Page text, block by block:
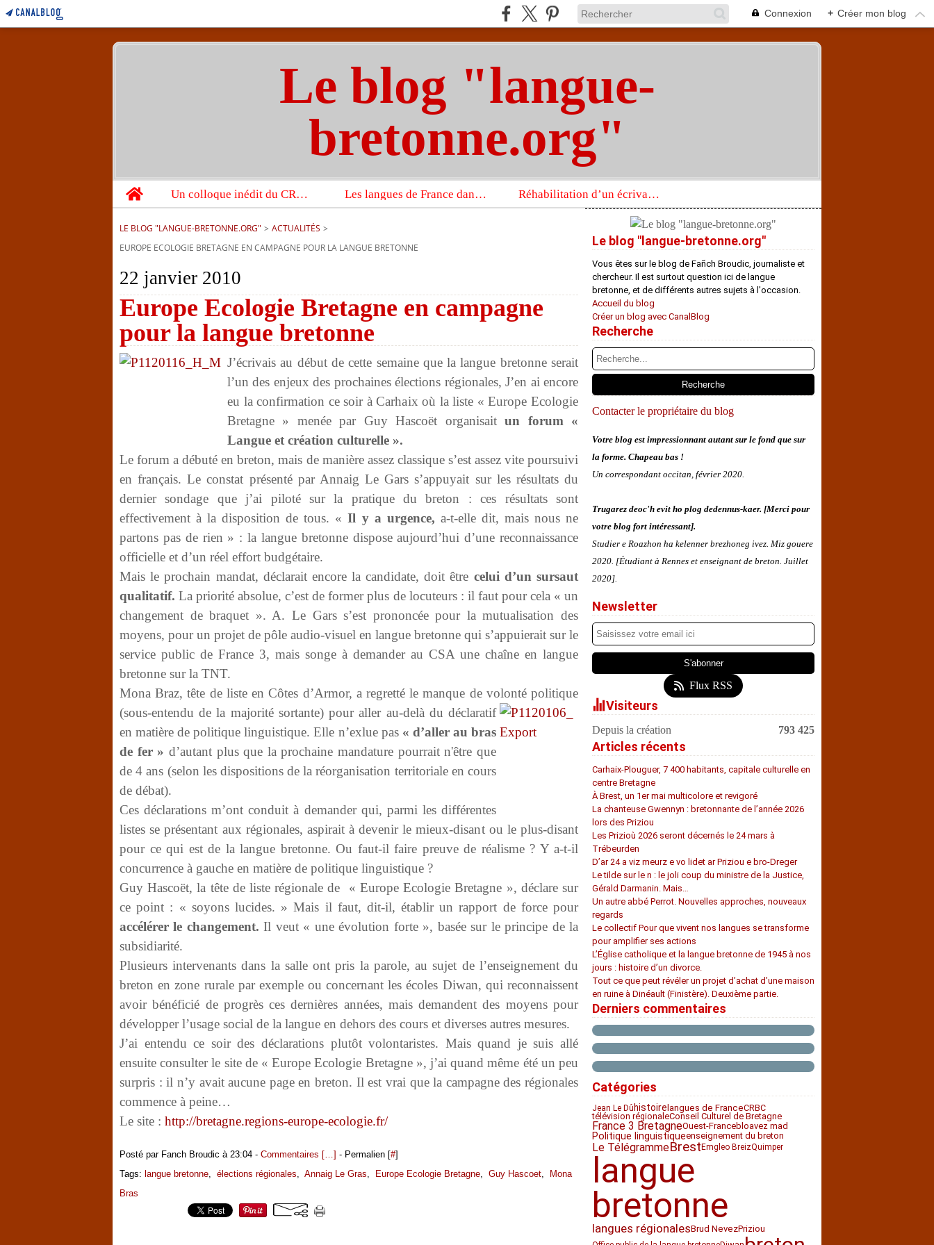
Connexion + Créer mon blog
Le blog "langue-
bretonne.org"
Home
Un colloque inédit du CRBC sur les victimes de l’année 1944 Les langues de France dans un imposant ouvrage sur la langue française que publient les Presses universitaires d’Oxford Réhabilitation d’un écrivain de langue bretonne aujourd’hui mal connu et méconnu
LE BLOG "LANGUE-BRETONNE.ORG" > ACTUALITÉS >
EUROPE ECOLOGIE BRETAGNE EN CAMPAGNE POUR LA LANGUE BRETONNE
22 janvier 2010
Europe Ecologie Bretagne en campagne
pour la langue bretonne
J’écrivais au début de cette semaine que la langue bretonne serait
l’un des enjeux des prochaines élections régionales, J’en ai encore
eu la confirmation ce soir à Carhaix où la liste « Europe Ecologie
Bretagne » menée par Guy Hascoët organisaitun forum «
Langue et création culturelle ».
Le forum a débuté en breton, mais de manière assez classique s’est assez vite poursuivi
en français. Le constat présenté par Annaig Le Gars s’appuyait sur les résultats du
dernier sondage que j’ai piloté sur la pratique du breton : ces résultats sont
effectivement à la disposition de tous. «Il y a urgence, a-t-elle dit, mais nous ne
partons pas de rien » : la langue bretonne dispose aujourd’hui d’une reconnaissance
officielle et d’un réel effort budgétaire.
Mais le prochain mandat, déclarait encore la candidate, doit être celui d’un sursaut
qualitatif. La priorité absolue, c’est de former plus de locuteurs : il faut pour cela « un
changement de braquet ». A. Le Gars s’est prononcée pour la mutualisation des
moyens, pour un projet de pôle audio-visuel en langue bretonne qui s’appuierait sur le
service public de France 3, mais songe à demander au CSA une chaîne en langue
bretonne sur la TNT.
Mona Braz, tête de liste en Côtes d’Armor, a regretté le manque de volonté politique
(sous-entendu de la majorité sortante)pour aller au-delà du déclaratif
en matière de politique linguistique. Elle n’exlue pas « d’aller au bras
de fer » d’autant plus que la prochaine mandature pourrait n'être que
de 4 ans (selon les dispositions de la réorganisation territoriale en cours
de débat).
Ces déclarations m’ont conduit à demander qui, parmi les différentes
listes se présentant aux régionales, aspirait à devenir le mieux-disant ou le plus-disant
pour ce qui est de la langue bretonne. Ou faut-il faire preuve de réalisme ? Y a-t-il
concurrence à gauche en matière de politique linguistique ?
Guy Hascoët, la tête de liste régionale de « Europe Ecologie Bretagne », déclare sur
ce point : « soyons lucides. » Mais il faut, dit-il, établir un rapport de force pour
accélérer le changement. Il veut « une évolution forte », basée sur le principe de la
subsidiarité.
Plusieurs intervenants dans la salle ont pris la parole, au sujet de l’enseignement du
breton en zone rurale par exemple ou concernant les écoles Diwan, qui reconnaissent
avoir bénéficié de progrès ces dernières années, mais demandent des moyens pour
développer l’usage social de la langue en dehors des cours et diverses autres mesures.
J’ai entendu ce soir des déclarations plutôt volontaristes. Mais quand je suis allé
ensuite consulter le site de « Europe Ecologie Bretagne », j’ai quand même été un peu
surpris : il n’y avait aucune page en breton. Il est vrai que la campagne des régionales
commence à peine…
Le site : http://bretagne.regions-europe-ecologie.fr/
Posté par Fanch Broudic à 23:04 - Commentaires […] - Permalien [#]
Tags: langue bretonne, élections régionales, Annaig Le Gras, Europe Ecologie Bretagne, Guy Hascoet,
Mona
Bras
Le blog "langue-bretonne.org"
Vous êtes sur le blog de Fañch Broudic, journaliste et
chercheur. Il est surtout question ici de langue
bretonne, et de différents autres sujets à l'occasion.
Accueil du blog
Créer un blog avec CanalBlog
Recherche
Contacter le propriétaire du blog
Votre blog est impressionnant autant sur le fond que sur
la forme. Chapeau bas !
Un correspondant occitan, février 2020.
Trugarez deoc'h evit ho plog dedennus-kaer. [Merci pour
votre blog fort intéressant].
Studier e Roazhon ha kelenner brezhoneg ivez. Miz gouere
2020. [Étudiant à Rennes et enseignant de breton. Juillet
2020].
Newsletter
Flux RSS
Visiteurs
Depuis la création 793 425
Articles récents
Carhaix-Plouguer, 7 400 habitants, capitale culturelle en
centre Bretagne
À Brest, un 1er mai multicolore et revigoré
La chanteuse Gwennyn : bretonnante de l’année 2026
lors des Priziou
Les Prizioù 2026 seront décernés le 24 mars à
Trébeurden
D’ar 24 a viz meurz e vo lidet ar Priziou e bro-Dreger
Le tilde sur le n : le joli coup du ministre de la Justice,
Gérald Darmanin. Mais…
Un autre abbé Perrot. Nouvelles approches, nouveaux
regards
Le collectif Pour que vivent nos langues se transforme
pour amplifier ses actions
L’Église catholique et la langue bretonne de 1945 à nos
jours : histoire d’un divorce.
Tout ce que peut révéler un projet d’achat d’une maison
en ruine à Dinéault (Finistère). Deuxième partie.
Derniers commentaires
Catégories
Jean Le Dû histoire langues de FranceCRBC
télévision régionaleConseil Culturel de Bretagne
France 3 BretagneOuest-Francebloavez mad
Politique linguistiqueenseignement du breton
Le TélégrammeBrest Emgleo BreizQuimper
langue
bretonne
langues régionalesBrud NevezPriziou